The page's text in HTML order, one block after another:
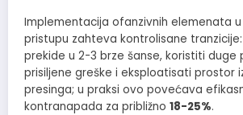
Implementacija ofanzivnih elemenata
pristupu zahteva kontrolisane
prekide u 2-3 brze šanse, koristiti duge
prisiljene greške i eksploatisati prostor
presinga; u praksi ovo povećava
kontranapada za približno 18-25%.